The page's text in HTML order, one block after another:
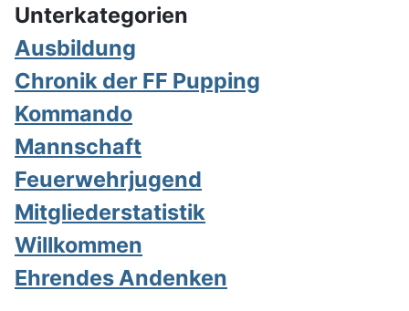
Unterkategorien
Ausbildung
Chronik der FF Pupping
Kommando
Mannschaft
Feuerwehrjugend
Mitgliederstatistik
Willkommen
Ehrendes Andenken